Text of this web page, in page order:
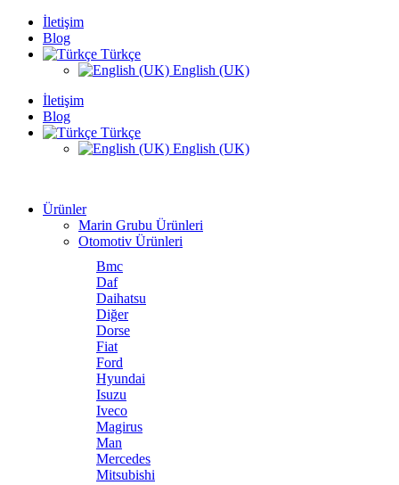
İletişim
Blog
Türkçe
English (UK)
İletişim
Blog
Türkçe
English (UK)
Ürünler
Marin Grubu Ürünleri
Otomotiv Ürünleri
Bmc
Daf
Daihatsu
Diğer
Dorse
Fiat
Ford
Hyundai
Isuzu
Iveco
Magirus
Man
Mercedes
Mitsubishi